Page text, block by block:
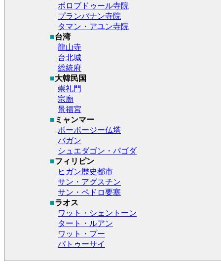
ボロブドゥール寺院
プランバナン寺院
タマン・アユン寺院
■台湾
龍山寺
台北城
総統府
■大韓民国
崇礼門
宗廟
景福宮
■ ミャンマー
ボーボージー仏塔
バガン
シュエダゴン・パゴダ
■フィリピン
ヒガン歴史都市
サン・アグスチン
サン・ペドロ要塞
■ラオス
ワット・シェントーン
タート・ルアン
ワット・プー
パトゥーサイ